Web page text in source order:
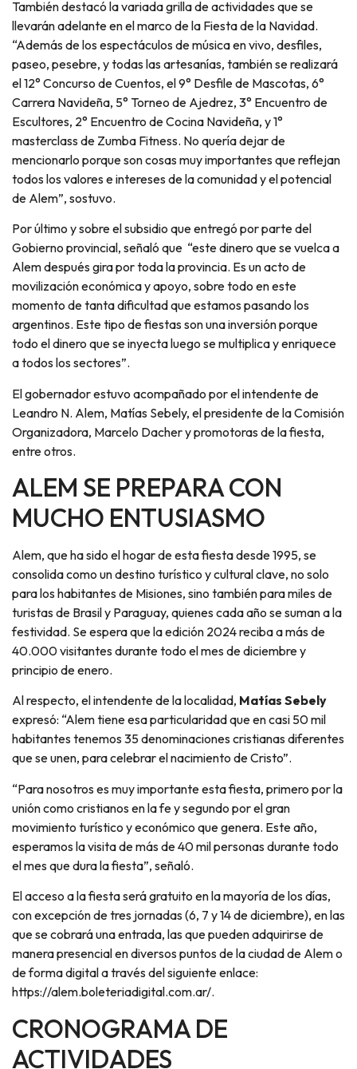
También destacó la variada grilla de actividades que se
llevarán adelante en el marco de la Fiesta de la Navidad.
“Además de los espectáculos de música en vivo, desfiles,
paseo, pesebre, y todas las artesanías, también se realizará
el 12° Concurso de Cuentos, el 9° Desfile de Mascotas, 6°
Carrera Navideña, 5° Torneo de Ajedrez, 3° Encuentro de
Escultores, 2° Encuentro de Cocina Navideña, y 1°
masterclass de Zumba Fitness. No quería dejar de
mencionarlo porque son cosas muy importantes que reflejan
todos los valores e intereses de la comunidad y el potencial
de Alem”, sostuvo.
Por último y sobre el subsidio que entregó por parte del
Gobierno provincial, señaló que “este dinero que se vuelca a
Alem después gira por toda la provincia. Es un acto de
movilización económica y apoyo, sobre todo en este
momento de tanta dificultad que estamos pasando los
argentinos. Este tipo de fiestas son una inversión porque
todo el dinero que se inyecta luego se multiplica y enriquece
a todos los sectores”.
El gobernador estuvo acompañado por el intendente de
Leandro N. Alem, Matías Sebely, el presidente de la Comisión
Organizadora, Marcelo Dacher y promotoras de la fiesta,
entre otros.
ALEM SE PREPARA CON
MUCHO ENTUSIASMO
Alem, que ha sido el hogar de esta fiesta desde 1995, se
consolida como un destino turístico y cultural clave, no solo
para los habitantes de Misiones, sino también para miles de
turistas de Brasil y Paraguay, quienes cada año se suman a la
festividad. Se espera que la edición 2024 reciba a más de
40.000 visitantes durante todo el mes de diciembre y
principio de enero.
Al respecto, el intendente de la localidad, Matías Sebely
expresó: “Alem tiene esa particularidad que en casi 50 mil
habitantes tenemos 35 denominaciones cristianas diferentes
que se unen, para celebrar el nacimiento de Cristo”.
“Para nosotros es muy importante esta fiesta, primero por la
unión como cristianos en la fe y segundo por el gran
movimiento turístico y económico que genera. Este año,
esperamos la visita de más de 40 mil personas durante todo
el mes que dura la fiesta”, señaló.
El acceso a la fiesta será gratuito en la mayoría de los días,
con excepción de tres jornadas (6, 7 y 14 de diciembre), en las
que se cobrará una entrada, las que pueden adquirirse de
manera presencial en diversos puntos de la ciudad de Alem o
de forma digital a través del siguiente enlace:
https://alem.boleteriadigital.com.ar/.
CRONOGRAMA DE
ACTIVIDADES